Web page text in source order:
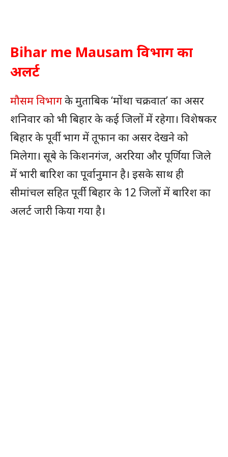
Bihar me Mausam विभाग का
अलर्ट
मौसम विभागके मुताबिक ‘मोंथा चक्रवात’ का असर
शनिवार को भी बिहार के कई जिलों में रहेगा। विशेषकर
बिहार के पूर्वी भाग में तूफान का असर देखने को
मिलेगा। सूबे के किशनगंज, अररिया और पूर्णिया जिले
में भारी बारिश का पूर्वानुमान है। इसके साथ ही
सीमांचल सहित पूर्वी बिहार के 12 जिलों में बारिश का
अलर्ट जारी किया गया है।